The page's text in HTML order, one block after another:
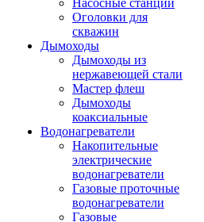
Насосные станции
Оголовки для
скважин
Дымоходы
Дымоходы из
нержавеющей стали
Мастер флеш
Дымоходы
коаксиальные
Водонагреватели
Накопительные
электрические
водонагреватели
Газовые проточные
водонагреватели
Газовые